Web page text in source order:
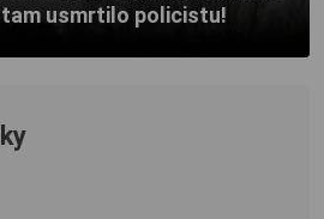
usmrtilo policistu!